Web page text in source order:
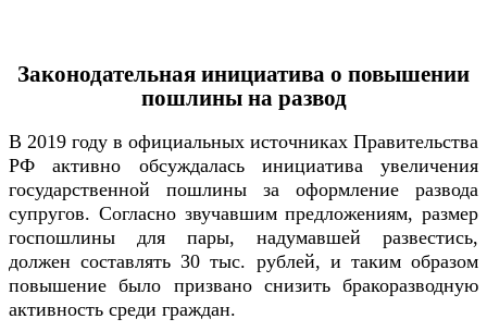
Законодательная инициатива о повышении
пошлины на развод
В 2019 году в официальных источниках Правительства
РФ активно обсуждалась инициатива увеличения
государственной пошлины за оформление развода
супругов. Согласно звучавшим предложениям, размер
госпошлины для пары, надумавшей развестись,
должен составлять 30 тыс. рублей, и таким образом
повышение было призвано снизить бракоразводную
активность среди граждан.